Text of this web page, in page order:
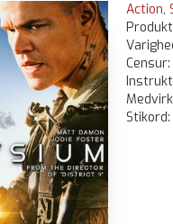
Action,
Censur:
Stikord: